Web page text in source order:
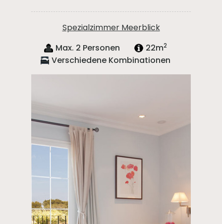
Spezialzimmer Meerblick
Max. 2 Personen
22m2
Verschiedene Kombinationen